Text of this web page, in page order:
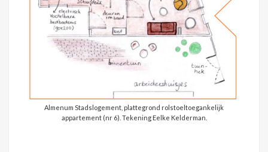
Almenum Stadslogement, plattegrond rolstoeltoegankelijk
appartement (nr 6). Tekening Eelke Kelderman.